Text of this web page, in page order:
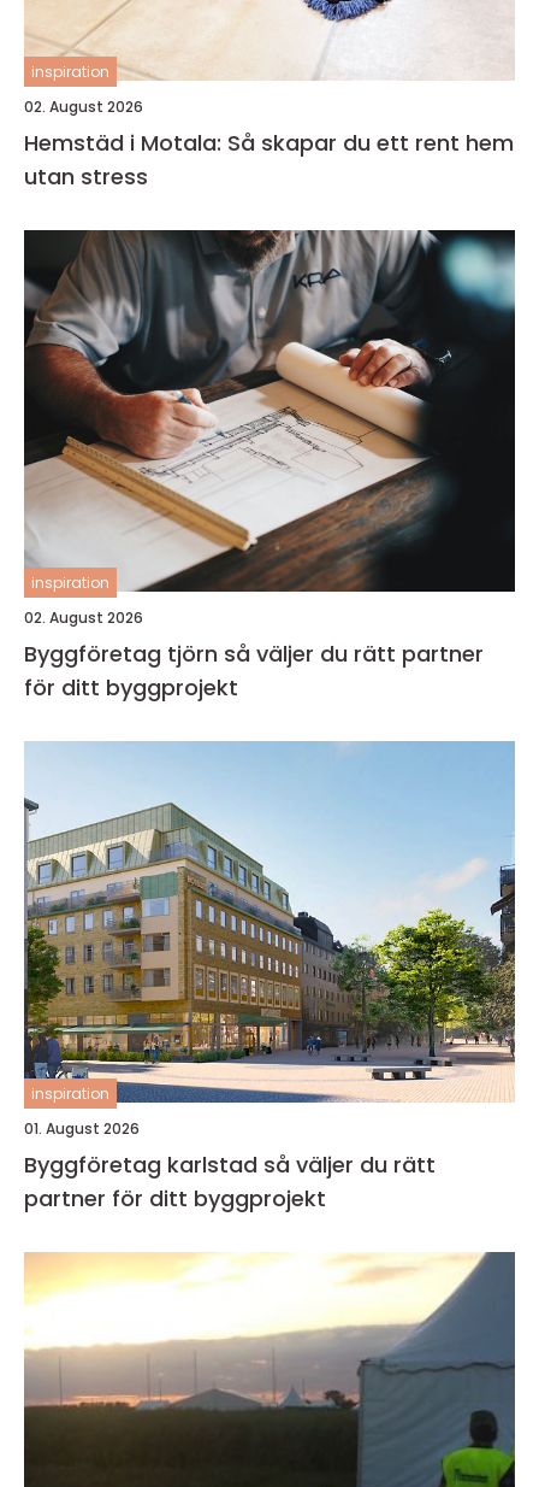
inspiration
02. August 2026
Hemstäd i Motala: Så skapar du ett rent hem
utan stress
inspiration
02. August 2026
Byggföretag tjörn så väljer du rätt partner
för ditt byggprojekt
inspiration
01. August 2026
Byggföretag karlstad så väljer du rätt
partner för ditt byggprojekt